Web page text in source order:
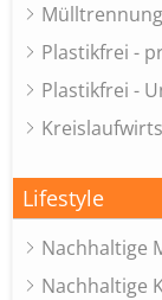
Plastikfrei -
Plastikfrei -
Lifestyle
Nachhaltige
Nachhaltige